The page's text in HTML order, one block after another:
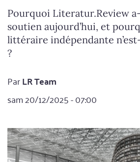
Pourquoi Literatur.Review
soutien aujourd’hui, et
littéraire indépendante
?
ParLR Team
sam 20/12/2025 - 07:00